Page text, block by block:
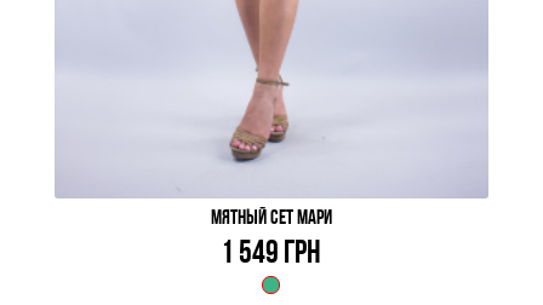
МЯТНЫЙ СЕТ МАРИ
1 549 ГРН